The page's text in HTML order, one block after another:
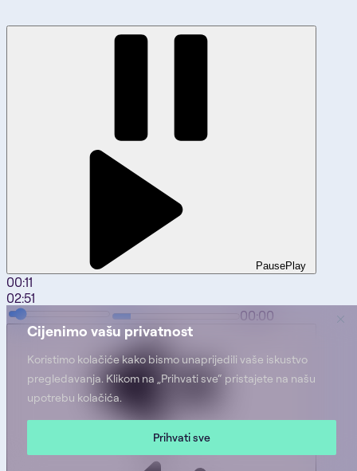
Cijenimo vašu privatnost
Koristimo kolačiće kako bismo unaprijedili vaše iskustvo
pregledavanja. Klikom na „Prihvati sve“ pristajete na našu
upotrebu kolačića.
Prihvati sve
PausePlay
00:13
02:51
00:00